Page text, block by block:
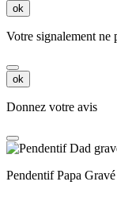
ok
Votre signalement ne
ok
Donnez votre avis
Pendentif Papa Gravé